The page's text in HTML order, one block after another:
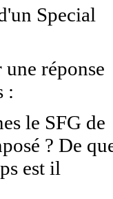
Special
réponse
:
le SFG de
? De
est il